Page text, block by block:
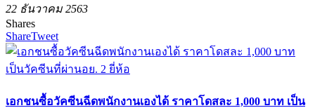
22 ธันวาคม 2563
Shares
ShareTweet
เอกชนซื้อวัคซีนฉีดพนักงานเองได้ ราคาโดสละ 1,000 บาท เป็น